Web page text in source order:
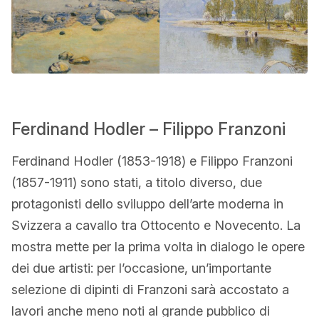
Ferdinand Hodler – Filippo Franzoni
Ferdinand Hodler (1853-1918) e Filippo Franzoni
(1857-1911) sono stati, a titolo diverso, due
protagonisti dello sviluppo dell’arte moderna in
Svizzera a cavallo tra Ottocento e Novecento. La
mostra mette per la prima volta in dialogo le opere
dei due artisti: per l’occasione, un’importante
selezione di dipinti di Franzoni sarà accostato a
lavori anche meno noti al grande pubblico di